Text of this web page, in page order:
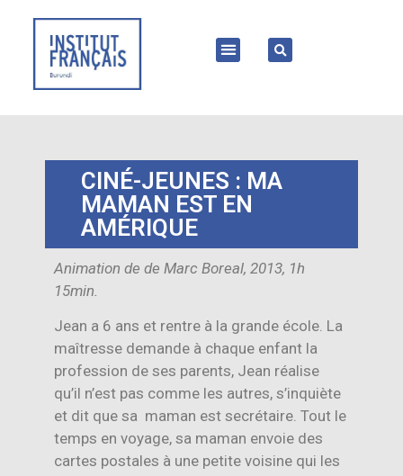
CINÉ-JEUNES : MA
MAMAN EST EN
AMÉRIQUE
Animation de de Marc Boreal, 2013, 1h
15min.
Jean a 6 ans et rentre à la grande école. La
maîtresse demande à chaque enfant la
profession de ses parents, Jean réalise
qu’il n’est pas comme les autres, s’inquiète
et dit que sa maman est secrétaire. Tout le
temps en voyage, sa maman envoie des
cartes postales à une petite voisine qui les